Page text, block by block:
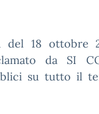
del 18 ottobre
da SI
su tutto il